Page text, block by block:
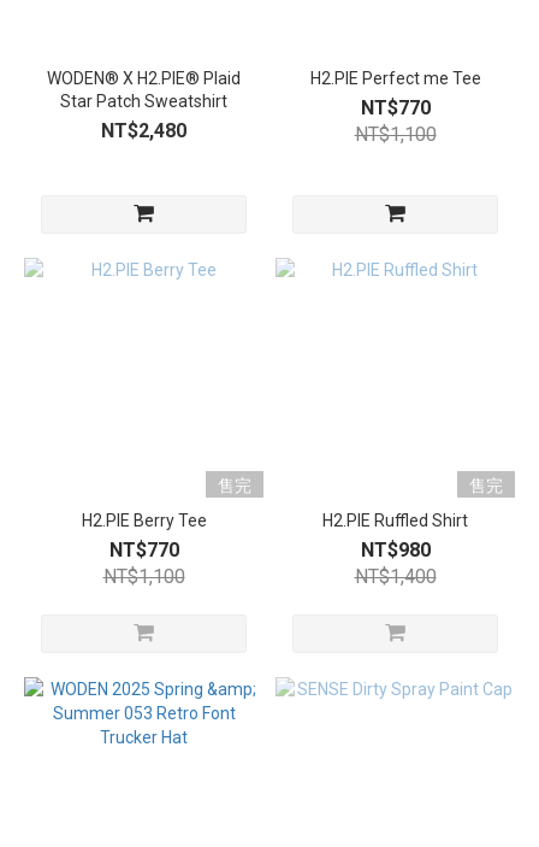
WODEN® X H2.PIE® Plaid
Star Patch Sweatshirt
NT$2,480
H2.PIE Perfect me Tee
NT$770
NT$1,100
售完
H2.PIE Berry Tee
NT$770
NT$1,100
售完
H2.PIE Ruffled Shirt
NT$980
NT$1,400